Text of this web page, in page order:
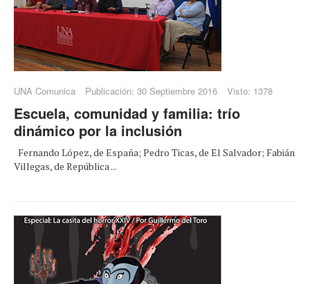
UNA Comunica Publicación: 30 Septiembre 2016 Visto: 1378
Escuela, comunidad y familia: trío
dinámico por la inclusión
Fernando López, de España; Pedro Ticas, de El Salvador; Fabián
Villegas, de República ...